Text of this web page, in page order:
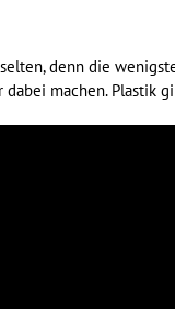
denn die
dabei machen. Plastik